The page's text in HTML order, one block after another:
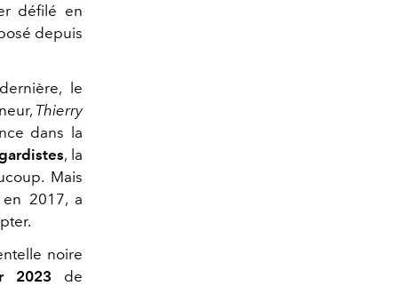
défilé en
depuis
le
Thierry
dans la
, la
Mais
2017, a
noire
2023 de